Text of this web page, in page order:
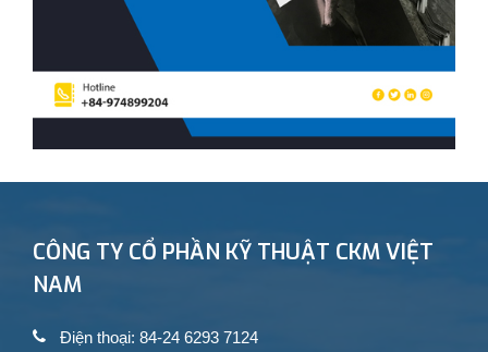
CÔNG TY CỔ PHẦN KỸ THUẬT CKM VIỆT
NAM
Điện thoại: 84-24 6293 7124